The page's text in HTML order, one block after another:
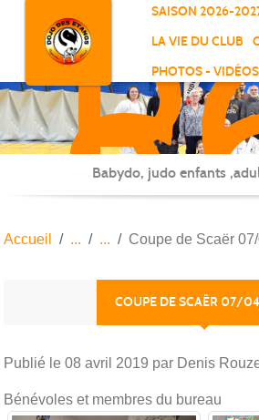
SAISON 2026-
LA VIE DU CLUB
PHOTOS - VIDÉOS
Babydo, judo enfants
Accueil Coupe de Scaër
COUPE DE SCAËR 07/
Publié le 08 avril 2019 par Denis
Bénévoles et membres du bureau
Panneau de gestion des cookies